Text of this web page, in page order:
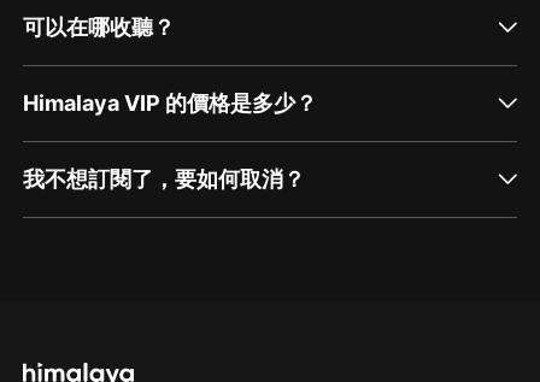
可以在哪收聽？
Himalaya VIP 的價格是多少？
我不想訂閱了，要如何取消？